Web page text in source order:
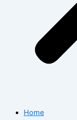
Home